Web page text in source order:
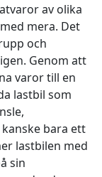
av olika
mera. Det
och
Genom att
varor till en
lastbil som
bara ett
lastbilen med
sin